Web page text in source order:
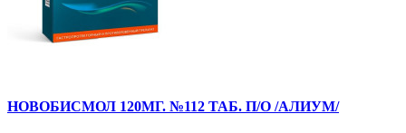
НОВОБИСМОЛ 120МГ. №112 ТАБ. П/О /АЛИУМ/